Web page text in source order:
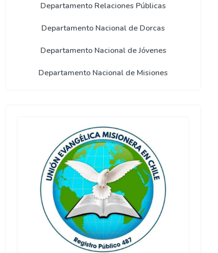
Departamento Relaciones Públicas
Departamento Nacional de Dorcas
Departamento Nacional de Jóvenes
Departamento Nacional de Misiones